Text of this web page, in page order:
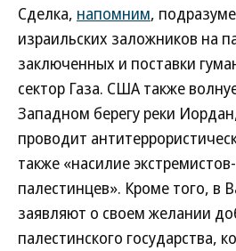
Сделка, напомним,
израильских заложников на
заключенных и поставки
сектор Газа. США также
Западном берегу реки
проводит
также «насилие
палестинцев». Кроме того, в
заявляют о своем желании
палестинского государства,